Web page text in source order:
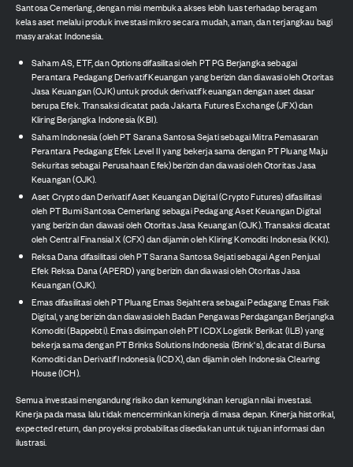
Santosa Cemerlang, dengan misi membuka akses lebih luas terhadap beragam
kelas aset melalui produk investasi mikro secara mudah, aman, dan terjangkau bagi
masyarakat Indonesia.
Saham AS, ETF, dan Options difasilitasi oleh PT PG Berjangka sebagai
Perantara Pedagang Derivatif Keuangan yang berizin dan diawasi oleh Otoritas
Jasa Keuangan (OJK) untuk produk derivatif keuangan dengan aset dasar
berupa Efek. Transaksi dicatat pada Jakarta Futures Exchange (JFX) dan
Kliring Berjangka Indonesia (KBI).
Saham Indonesia (oleh PT Sarana Santosa Sejati sebagai Mitra Pemasaran
Perantara Pedagang Efek Level II yang bekerja sama dengan PT Pluang Maju
Sekuritas sebagai Perusahaan Efek) berizin dan diawasi oleh Otoritas Jasa
Keuangan (OJK).
Aset Crypto dan Derivatif Aset Keuangan Digital (Crypto Futures) difasilitasi
oleh PT Bumi Santosa Cemerlang sebagai Pedagang Aset Keuangan Digital
yang berizin dan diawasi oleh Otoritas Jasa Keuangan (OJK). Transaksi dicatat
oleh Central Finansial X (CFX) dan dijamin oleh Kliring Komoditi Indonesia (KKI).
Reksa Dana difasilitasi oleh PT Sarana Santosa Sejati sebagai Agen Penjual
Efek Reksa Dana (APERD) yang berizin dan diawasi oleh Otoritas Jasa
Keuangan (OJK).
Emas difasilitasi oleh PT Pluang Emas Sejahtera sebagai Pedagang Emas Fisik
Digital, yang berizin dan diawasi oleh Badan Pengawas Perdagangan Berjangka
Komoditi (Bappebti). Emas disimpan oleh PT ICDX Logistik Berikat (ILB) yang
bekerja sama dengan PT Brinks Solutions Indonesia (Brink's), dicatat di Bursa
Komoditi dan Derivatif Indonesia (ICDX), dan dijamin oleh Indonesia Clearing
House (ICH).
Semua investasi mengandung risiko dan kemungkinan kerugian nilai investasi.
Kinerja pada masa lalu tidak mencerminkan kinerja di masa depan. Kinerja historikal,
expected return, dan proyeksi probabilitas disediakan untuk tujuan informasi dan
ilustrasi.